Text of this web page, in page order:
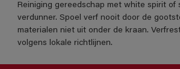
Reiniging gereedschap met white spirit of
verdunner. Spoel verf nooit door de
materialen niet uit onder de kraan.
volgens lokale richtlijnen.